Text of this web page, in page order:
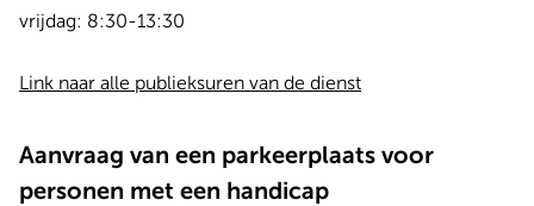
Dag
Time
vrijdag: 8:30-13:30
Link naar alle publieksuren van de dienst
Aanvraag van een parkeerplaats voor
personen met een handicap